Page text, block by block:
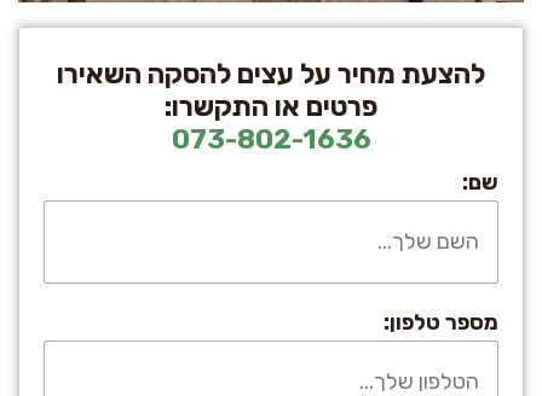
להצעת מחיר על עצים להסקה השאירו
פרטים או התקשרו:
073-802-1636
שם:
מספר טלפון: